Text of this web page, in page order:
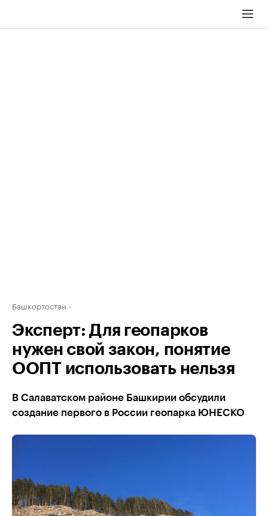
Башкортостан
Эксперт: Для геопарков
нужен свой закон, понятие
ООПТ использовать нельзя
В Салаватском районе Башкирии обсудили
создание первого в России геопарка ЮНЕСКО